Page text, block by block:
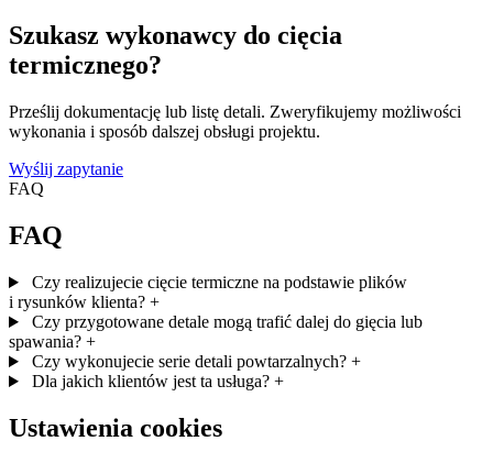
Szukasz wykonawcy do cięcia
termicznego?
Prześlij dokumentację lub listę detali. Zweryfikujemy możliwości
wykonania i sposób dalszej obsługi projektu.
Wyślij zapytanie
FAQ
FAQ
Czy realizujecie cięcie termiczne na podstawie plików
i rysunków klienta? +
Czy przygotowane detale mogą trafić dalej do gięcia lub
spawania? +
Czy wykonujecie serie detali powtarzalnych? +
Dla jakich klientów jest ta usługa? +
Ustawienia cookies